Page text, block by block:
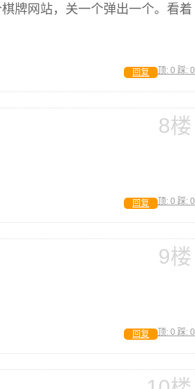
牌网站，关一个弹出一个。看着
顶: 0 踩: 0
回复
8楼
顶: 0 踩: 0
回复
9楼
顶: 0 踩: 0
回复